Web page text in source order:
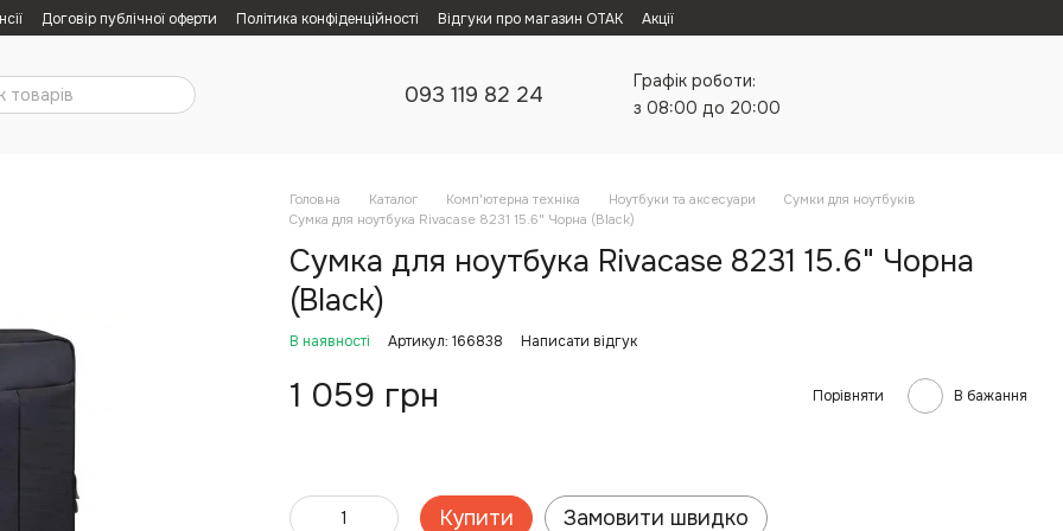
Договір публічної оферти Політика конфіденційності Відгуки про магазин ОТАК Акції
093 119 82 24
Графік роботи:
з 08:00 до 20:00
Головна Каталог Комп'ютерна техніка Ноутбуки та аксесуари
Сумки для ноутбуків
Сумка для ноутбука Rivacase 8231 15.6" Чорна (Black)
Сумка для ноутбука Rivacase 8231 15.6" Чорна
(Black)
В наявності Артикул: 166838 Написати відгук
1 059 грн Порівняти В бажання
Купити Замовити швидко